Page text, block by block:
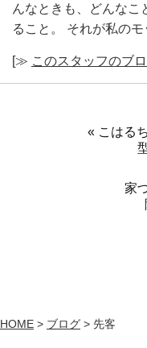
んなときも、どんなこ
ること。 それが私のモ
[≫ このスタッフのブ
« こはる
家
HOME > ブログ > 先客